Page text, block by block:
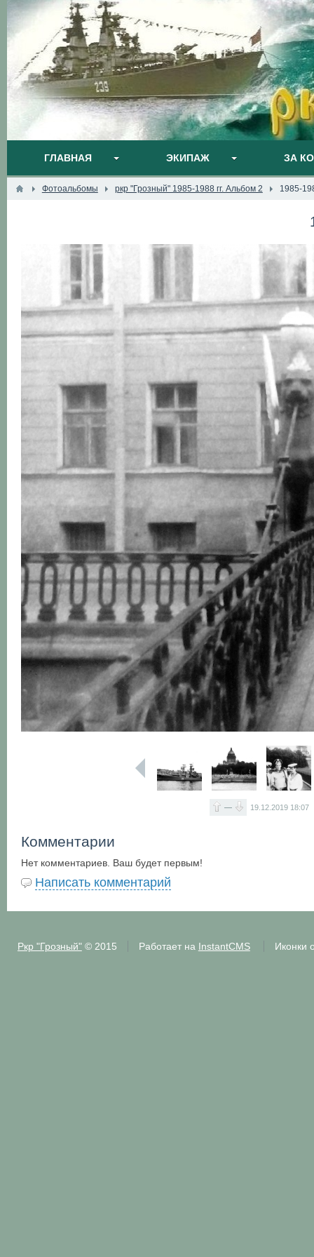
ГЛАВНАЯ ЭКИПАЖ ЗА
Фотоальбомы ркр "Грозный" 1985-1988 гг. Альбом 2 1985-
— 19.12.2019 18:07
Комментарии
Нет комментариев. Ваш будет первым!
Написать комментарий
Ркр "Грозный"© 2015 Работает на InstantCMS Иконки